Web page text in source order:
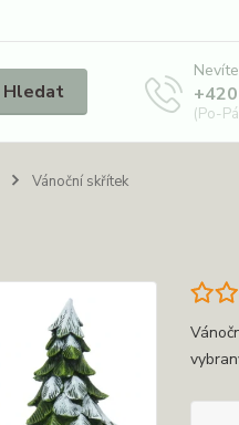
Hledat
(Po-
Vánoční skřítek